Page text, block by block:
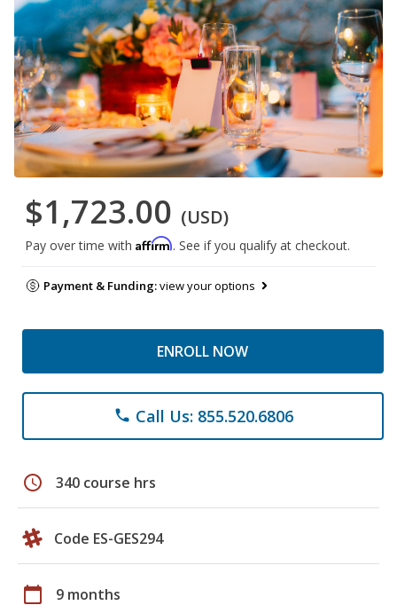
$1,723.00 (USD)
Pay over time with Affirm. See if you qualify at checkout.
Payment & Funding:view your options
ENROLL NOW
phone Call Us: 855.520.6806
schedule 340 course hrs
Code ES-GES294
calendar_today 9 months